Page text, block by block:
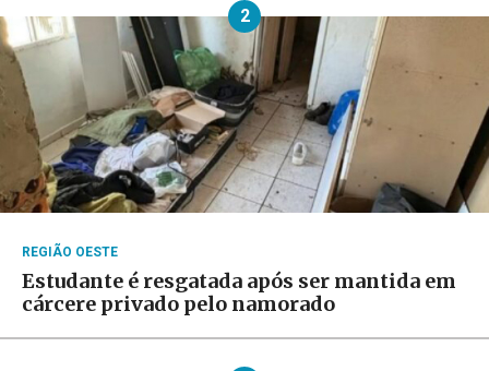
2
REGIÃO OESTE
Estudante é resgatada após ser mantida em
cárcere privado pelo namorado